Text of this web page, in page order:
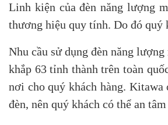
Linh kiện của đèn năng lượng
thương hiệu quy tính. Do đó quý
Nhu cầu sử dụng đèn năng
khắp 63 tỉnh thành trên toàn
nơi cho quý khách hàng.
đèn, nên quý khách có thể an